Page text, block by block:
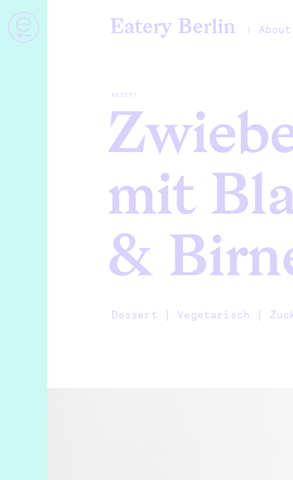
Eatery Berlin About
REZEPT
mit
&
Dessert | Vegetarisch |